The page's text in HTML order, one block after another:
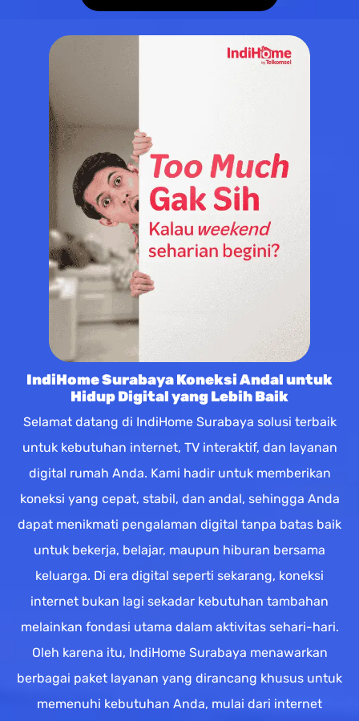
IndiHome Surabaya Koneksi Andal untuk
Hidup Digital yang Lebih Baik
Selamat datang di IndiHome Surabaya solusi terbaik
untuk kebutuhan internet, TV interaktif, dan layanan
digital rumah Anda. Kami hadir untuk memberikan
koneksi yang cepat, stabil, dan andal, sehingga Anda
dapat menikmati pengalaman digital tanpa batas baik
untuk bekerja, belajar, maupun hiburan bersama
keluarga. Di era digital seperti sekarang, koneksi
internet bukan lagi sekadar kebutuhan tambahan
melainkan fondasi utama dalam aktivitas sehari-hari.
Oleh karena itu, IndiHome Surabaya menawarkan
berbagai paket layanan yang dirancang khusus untuk
memenuhi kebutuhan Anda, mulai dari internet